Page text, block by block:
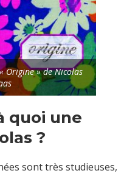
Origine » de Nicolas
quoi une
?
sont très studieuses,